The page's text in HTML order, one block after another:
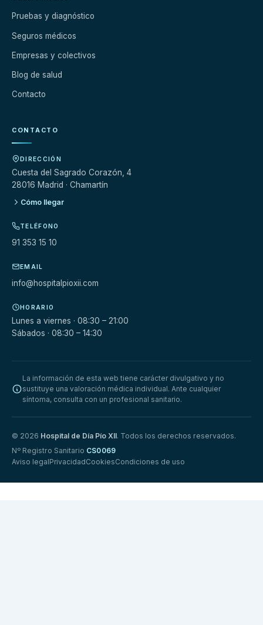
Pruebas y diagnóstico
Seguros médicos
Empresas y colectivos
Blog de salud
Contacto
CONTACTO
DIRECCIÓN
Cuesta del Sagrado Corazón, 4
28016 Madrid · Chamartín
Cómo llegar
TELÉFONO
91 353 15 10
EMAIL
info@hospitalpioxii.com
HORARIO
Lunes a viernes · 08:30 – 21:00
Sábados · 08:30 – 14:30
La información de esta web tiene carácter divulgativo y no
sustituye una valoración médica individual. Ante cualquier
síntoma, consulta con un profesional sanitario.
© 2026 Hospital de Día Pío XII. Todos los derechos reservados.
Nº Registro Sanitario CS0069
Aviso legalPrivacidadCookiesCondiciones de uso